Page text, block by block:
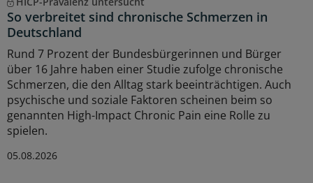
So verbreitet sind chronische Schmerzen in
Deutschland
Rund 7 Prozent der Bundesbürgerinnen und Bürger
über 16 Jahre haben einer Studie zufolge chronische
Schmerzen, die den Alltag stark beeinträchtigen. Auch
psychische und soziale Faktoren scheinen beim so
genannten High-Impact Chronic Pain eine Rolle zu
spielen.
05.08.2026